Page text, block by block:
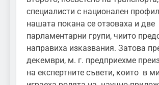
специалисти с национален
нашата покана се отзоваха и две
парламентарни групи, чиито
направиха изказвания. Затова
декември, м. г. предприехме
на експертните съвети, които в